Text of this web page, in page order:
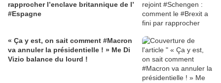
rapprocher l’enclave britannique de l’
#Espagne
« Ça y est, on sait comment #Macron
va annuler la présidentielle ! » Me Di
Vizio balance du lourd !